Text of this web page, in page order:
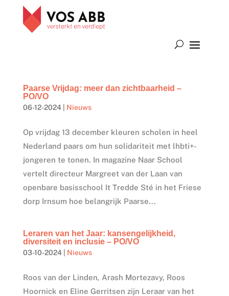
Paarse Vrijdag: meer dan zichtbaarheid –
PO/VO
06-12-2024| Nieuws
Op vrijdag 13 december kleuren scholen in heel
Nederland paars om hun solidariteit met lhbti+-
jongeren te tonen. In magazine Naar School
vertelt directeur Margreet van der Laan van
openbare basisschool It Tredde Sté in het Friese
dorp Irnsum hoe belangrijk Paarse...
Leraren van het Jaar: kansengelijkheid,
diversiteit en inclusie – PO/VO
03-10-2024| Nieuws
Roos van der Linden, Arash Mortezavy, Roos
Hoornick en Eline Gerritsen zijn Leraar van het